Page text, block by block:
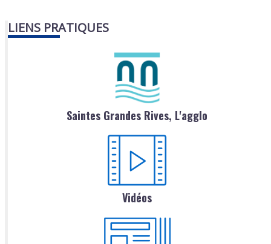
LIENS PRATIQUES
Saintes Grandes Rives, L'agglo
Vidéos